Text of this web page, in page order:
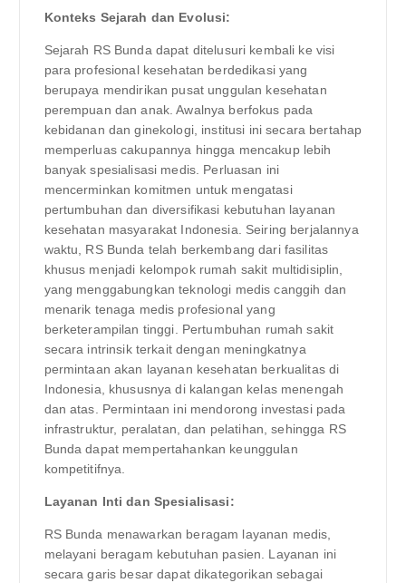
Konteks Sejarah dan Evolusi:
Sejarah RS Bunda dapat ditelusuri kembali ke visi
para profesional kesehatan berdedikasi yang
berupaya mendirikan pusat unggulan kesehatan
perempuan dan anak. Awalnya berfokus pada
kebidanan dan ginekologi, institusi ini secara bertahap
memperluas cakupannya hingga mencakup lebih
banyak spesialisasi medis. Perluasan ini
mencerminkan komitmen untuk mengatasi
pertumbuhan dan diversifikasi kebutuhan layanan
kesehatan masyarakat Indonesia. Seiring berjalannya
waktu, RS Bunda telah berkembang dari fasilitas
khusus menjadi kelompok rumah sakit multidisiplin,
yang menggabungkan teknologi medis canggih dan
menarik tenaga medis profesional yang
berketerampilan tinggi. Pertumbuhan rumah sakit
secara intrinsik terkait dengan meningkatnya
permintaan akan layanan kesehatan berkualitas di
Indonesia, khususnya di kalangan kelas menengah
dan atas. Permintaan ini mendorong investasi pada
infrastruktur, peralatan, dan pelatihan, sehingga RS
Bunda dapat mempertahankan keunggulan
kompetitifnya.
Layanan Inti dan Spesialisasi:
RS Bunda menawarkan beragam layanan medis,
melayani beragam kebutuhan pasien. Layanan ini
secara garis besar dapat dikategorikan sebagai